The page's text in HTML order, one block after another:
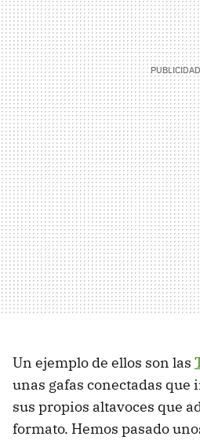
Un ejemplo de ellos son las
unas gafas conectadas que
sus propios altavoces que
formato. Hemos pasado